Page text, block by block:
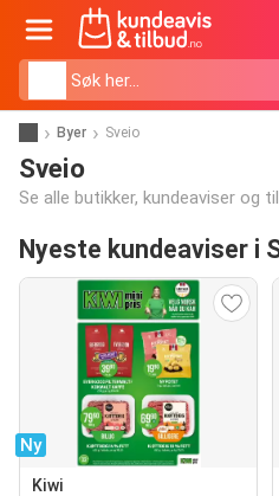
Byer Sveio
Sveio
Se alle butikker, kundeaviser og
Nyeste kundeaviser i
Ny
Kiwi